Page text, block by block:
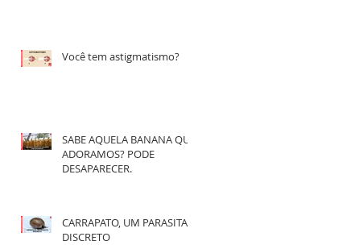
Você tem astigmatismo?
SABE AQUELA BANANA QUE
ADORAMOS? PODE
DESAPARECER.
CARRAPATO, UM PARASITA
DISCRETO